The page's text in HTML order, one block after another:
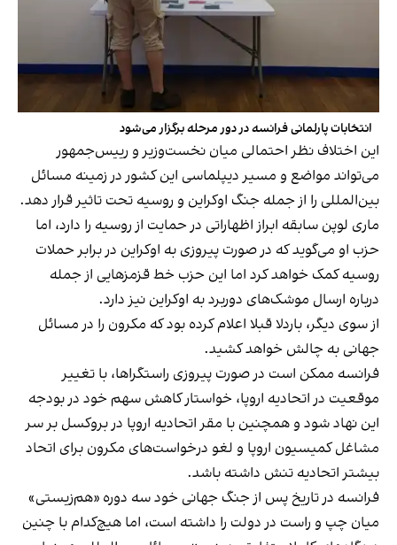
انتخابات پارلمانی فرانسه در دور مرحله برگزار می‌شود
این اختلاف نظر احتمالی میان نخست‌وزیر و رییس‌جمهور
می‌تواند مواضع و مسیر دیپلماسی این کشور در زمینه مسائل
بین‌المللی را از جمله جنگ اوکراین و روسیه تحت تاثیر قرار دهد.
ماری لوپن سابقه ابراز اظهاراتی در حمایت از روسیه را دارد، اما
حزب او می‌گوید که در صورت پیروزی به اوکراین در برابر حملات
روسیه کمک خواهد کرد اما این حزب خط قزمزهایی از جمله
درباره ارسال موشک‌های دوربرد به اوکراین نیز دارد.
از سوی دیگر، باردلا قبلا اعلام کرده بود که مکرون را در مسائل
جهانی به چالش خواهد کشید.
فرانسه ممکن است در صورت پیروزی راستگراها، با تغییر
موقعیت در اتحادیه اروپا، خواستار کاهش سهم خود در بودجه
این نهاد شود و همچنین با مقر اتحادیه اروپا در بروکسل بر سر
مشاغل کمیسیون اروپا و لغو درخواست‌های مکرون برای اتحاد
بیشتر اتحادیه تنش داشته باشد.
فرانسه در تاریخ پس از جنگ جهانی خود سه دوره «هم‌زیستی»
میان چپ و راست در دولت را داشته است، اما هیچ‌کدام با چنین